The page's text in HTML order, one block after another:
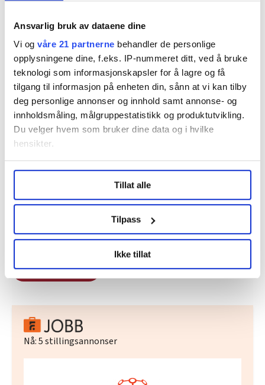
Ansvarlig bruk av dataene dine
Vi og våre 21 partnerne behandler de personlige
opplysningene dine, f.eks. IP-nummeret ditt, ved å bruke
teknologi som informasjonskapsler for å lagre og få
tilgang til informasjon på enheten din, sånn at vi kan tilby
deg personlige annonser og innhold samt annonse- og
innholdsmåling, målgruppestatistikk og produktutvikling.
Du velger hvem som bruker dine data og i hvilke
hensikter.
Undermer infokan du lese om hvordan dine personlige
data behandles og hvordan du kan velge hvordan de skal
brukes. Du kan hele tiden endre eller trekke tilbake ditt
samtykke fra erklæringen om informasjonskapsler.
LO Medias publikasjoner frifagbevegelse.no, hk-nytt.no
og fontene.no bruker informasjonskapsler (cookies) for å
lære hvordan våre nettsider blir brukt slik at vi tilby
nettstedet med LO Medias egne samarbeidspartnere
innenfor analyse og annonsering. Disse er angitt i
oversikten lengre ned på denne siden.
Tillat alle
Tilpass
Ikke tillat
LO-kongressen Nyheter
fiskeindustrien godstransport FLT
Dette er en sak fra
Vi skriver om ledere, ingeniører og teknikere.
Les mer fra oss
Del artikkel
Nå:5stillingsannonser